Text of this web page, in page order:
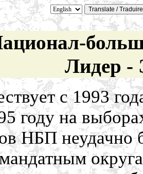
Лидер -
с 1993
году на
НБП неудачно